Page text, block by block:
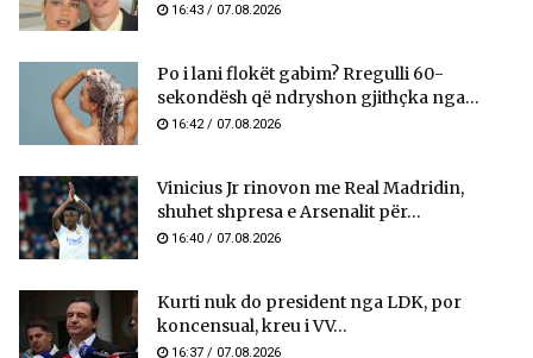
16:43 / 07.08.2026
Po i lani flokët gabim? Rregulli 60-
sekondësh që ndryshon gjithçka nga...
16:42 / 07.08.2026
Vinicius Jr rinovon me Real Madridin,
shuhet shpresa e Arsenalit për...
16:40 / 07.08.2026
Kurti nuk do president nga LDK, por
koncensual, kreu i VV...
16:37 / 07.08.2026